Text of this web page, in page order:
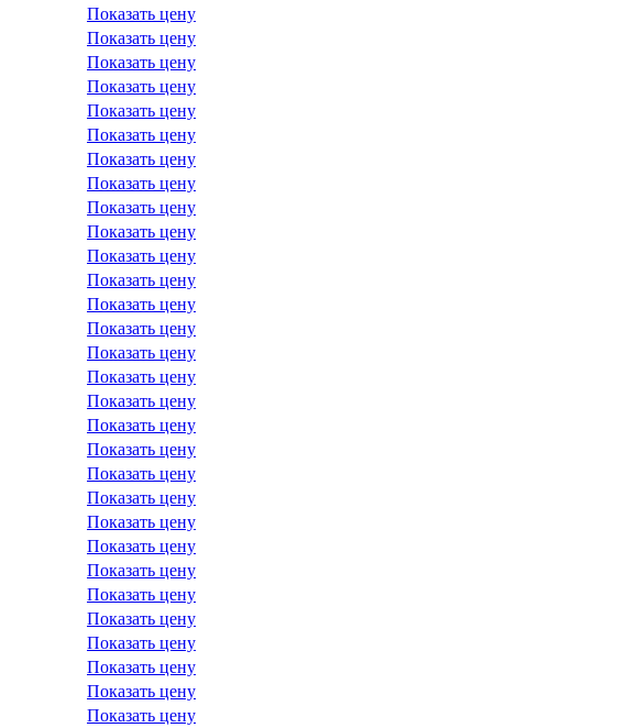
Показать цену
Показать цену
Показать цену
Показать цену
Показать цену
Показать цену
Показать цену
Показать цену
Показать цену
Показать цену
Показать цену
Показать цену
Показать цену
Показать цену
Показать цену
Показать цену
Показать цену
Показать цену
Показать цену
Показать цену
Показать цену
Показать цену
Показать цену
Показать цену
Показать цену
Показать цену
Показать цену
Показать цену
Показать цену
Показать цену